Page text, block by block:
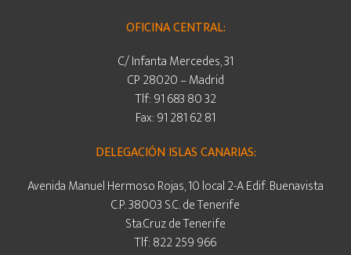
OFICINA CENTRAL:
C/ Infanta Mercedes, 31
CP 28020 – Madrid
Tlf: 91 683 80 32
Fax: 91 281 62 81
DELEGACIÓN ISLAS CANARIAS:
Avenida Manuel Hermoso Rojas, 10 local 2-A Edif. Buenavista
C.P. 38003 S.C. de Tenerife
Sta.Cruz de Tenerife
Tlf: 822 259 966